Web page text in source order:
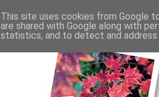
This site uses cookies from Google
are shared with Google along with
statistics, and to detect and address